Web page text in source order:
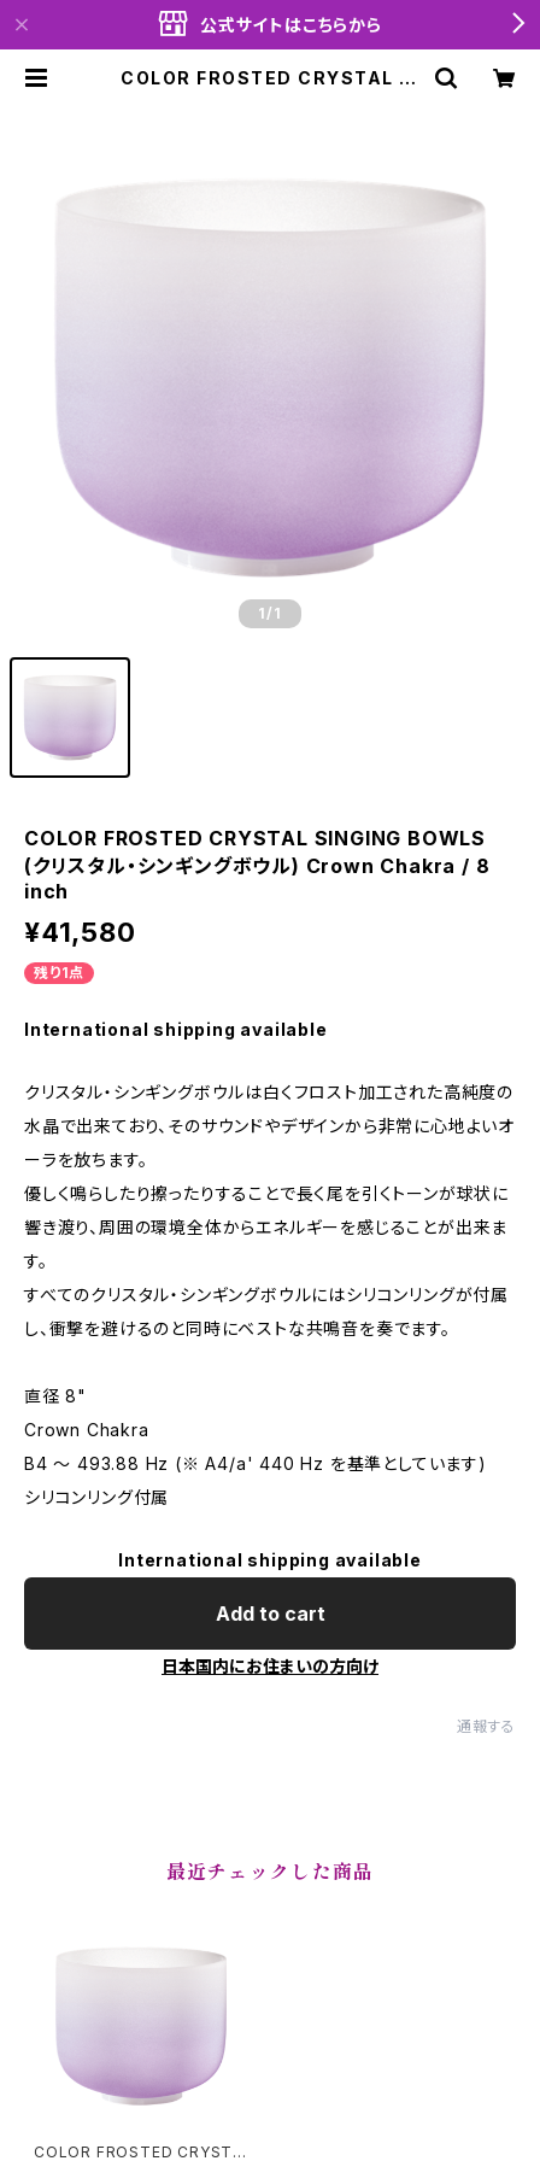
公式サイトはこちらから
COLOR FROSTED CRYSTAL SI
1 /1
COLOR FROSTED CRYSTAL SINGING BOWLS
(クリスタル・シンギングボウル) Crown Chakra / 8
inch
¥41,580
残り1点
International shipping available
クリスタル・シンギングボウルは白くフロスト加工された高純度の
水晶で出来ており、そのサウンドやデザインから非常に心地よいオ
ーラを放ちます。
優しく鳴らしたり擦ったりすることで長く尾を引くトーンが球状に
響き渡り、周囲の環境全体からエネルギーを感じることが出来ま
す。
すべてのクリスタル・シンギングボウルにはシリコンリングが付属
し、衝撃を避けるのと同時にベストな共鳴音を奏でます。
直径 8"
Crown Chakra
B4 〜 493.88 Hz (※ A4/a' 440 Hz を基準としています)
シリコンリング付属
International shipping available
Add to cart
日本国内にお住まいの方向け
通報する
最近チェックした商品
COLOR FROSTED CRYSTA